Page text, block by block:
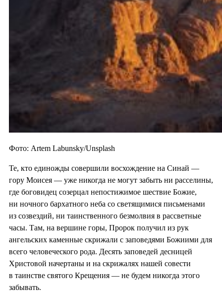
Фото: Artem Labunsky/Unsplash
Те, кто единожды совершили восхождение на Синай —
гору Моисея — уже никогда не могут забыть ни расселины,
где боговидец созерцал непостижимое шествие Божие,
ни ночного бархатного неба со светящимися письменами
из созвездий, ни таинственного безмолвия в рассветные
часы. Там, на вершине горы, Пророк получил из рук
ангельских каменные скрижали с заповедями Божиими для
всего человеческого рода. Десять заповедей десницей
Христовой начертаны и на скрижалях нашей совести
в таинстве святого Крещения — не будем никогда этого
забывать.